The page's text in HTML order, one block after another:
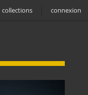
collections connexion